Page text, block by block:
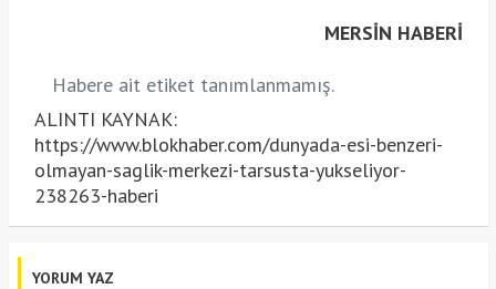
MERSIN HABERİ
Habere ait etiket tanımlanmamış.
ALINTI KAYNAK:
https://www.blokhaber.com/dunyada-esi-benzeri-
olmayan-saglik-merkezi-tarsusta-yukseliyor-
238263-haberi
YORUM YAZ